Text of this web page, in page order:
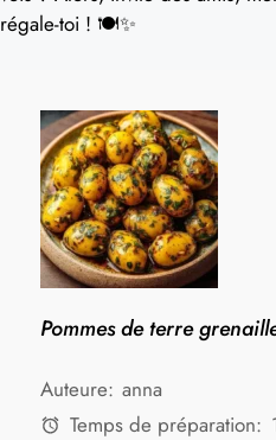
régale-toi ! 🍽️✨
Pommes de terre
Auteure: anna
Temps de préparation: